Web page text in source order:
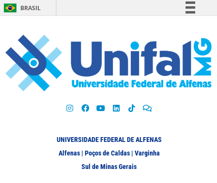
BRASIL
Participe
Acesso à informação
Legislação
UNIVERSIDADE FEDERAL DE ALFENAS
Alfenas | Poços de Caldas | Varginha
Sul de Minas Gerais